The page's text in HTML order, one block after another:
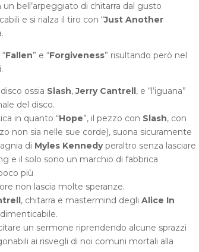
un bell’arpeggiato di chitarra dal gusto
e si rialza il tiro con “Just Another
Fallen” e “Forgiveness” risultando però nel
ossia Slash,Jerry Cantrell, e “l’iguana”
del disco.
in quanto “Hope”, il pezzo con Slash, con
non sia nelle sue corde), suona sicuramente
di Myles Kennedyperaltro senza lasciare
e il solo sono un marchio di fabbrica
più
non lascia molte speranze.
, chitarra e mastermind degli Alice In
un sermone riprendendo alcune sprazzi
ai risvegli di noi comuni mortali alla